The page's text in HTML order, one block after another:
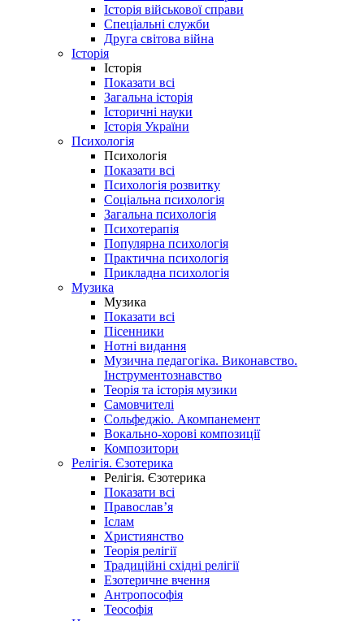
Історія військової справи
Спеціальні служби
Друга світова війна
Історія
Історія
Показати всі
Загальна історія
Історичні науки
Історія України
Психологія
Психологія
Показати всі
Психологія розвитку
Соціальна психологія
Загальна психологія
Психотерапія
Популярна психологія
Практична психологія
Прикладна психологія
Музика
Музика
Показати всі
Пісенники
Нотні видання
Музична педагогіка. Виконавство.
Інструментознавство
Теорія та історія музики
Самовчителі
Сольфеджіо. Акомпанемент
Вокально-хорові композиції
Композитори
Релігія. Єзотерика
Релігія. Єзотерика
Показати всі
Православ’я
Іслам
Християнство
Теорія релігії
Традиційні східні релігії
Езотеричне вчення
Антропософія
Теософія